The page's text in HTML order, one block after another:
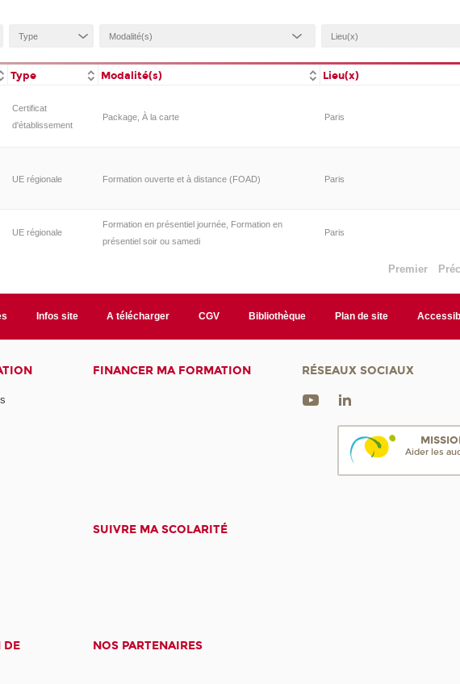
Type Modalité(s) Lieu(x)
Certificat
d'établissement
Package, À la carte Paris
UE régionale Formation ouverte et à distance (FOAD) Paris
UE régionale
Formation en présentiel journée, Formation en
présentiel soir ou samedi
Paris
Premier
Infos site A télécharger CGV Bibliothèque Plan de site
FINANCER MA FORMATION
SUIVRE MA SCOLARITÉ
DE
NOS PARTENAIRES
RÉSEAUX SOCIAUX
Aider les